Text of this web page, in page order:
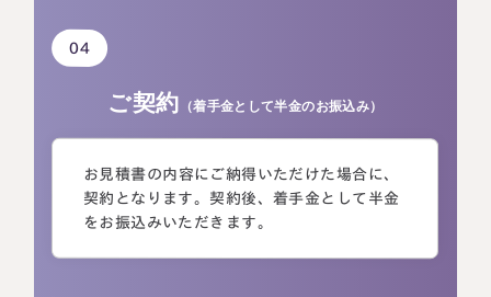
04
ご契約 （着手金として半金のお振込み）
お見積書の内容にご納得いただけた場合に、
契約となります。契約後、着手金として半金
をお振込みいただきます。